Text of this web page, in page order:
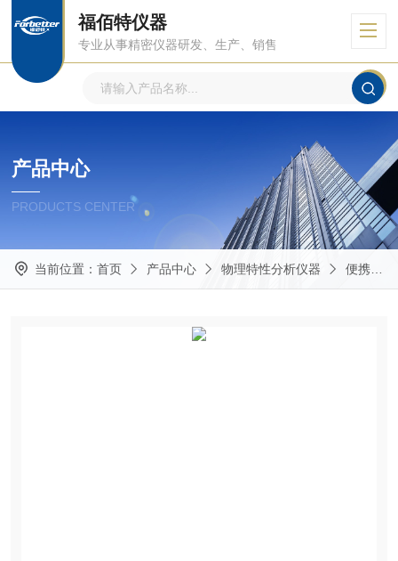
福佰特仪器
专业从事精密仪器研发、生产、销售
产品中心
PRODUCTS CENTER
当前位置： 首页 产品中心 物理特性分析仪器 便携式接触角测试仪